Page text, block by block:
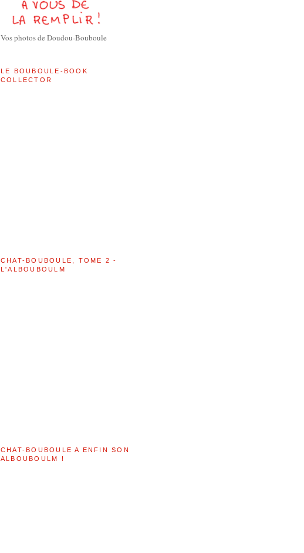
Vos photos de Doudou-Bouboule
LE BOUBOULE-BOOK
COLLECTOR
CHAT-BOUBOULE, TOME 2 -
L'ALBOUBOULM
CHAT-BOUBOULE A ENFIN SON
ALBOUBOULM !